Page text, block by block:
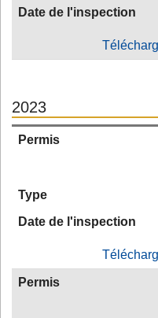
Date de l'inspection
2023
Permis
Type
Date de l'inspection
Permis